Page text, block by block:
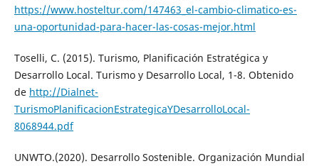
https://www.hosteltur.com/147463_el-cambio-climatico-es-
una-oportunidad-para-hacer-las-cosas-mejor.html
Toselli, C. (2015). Turismo, Planificación Estratégica y
Desarrollo Local. Turismo y Desarrollo Local, 1-8. Obtenido
de http://Dialnet-
TurismoPlanificacionEstrategicaYDesarrolloLocal-
8068944.pdf
UNWTO.(2020). Desarrollo Sostenible. Organización Mundial